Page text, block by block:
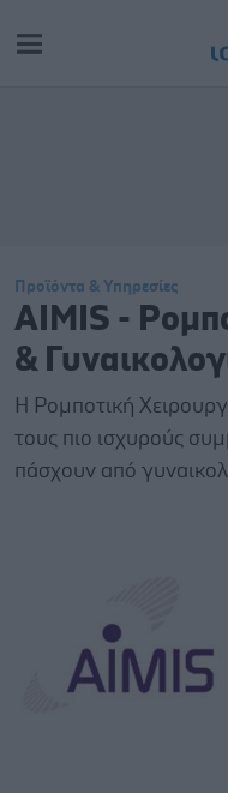
Προϊόντα & Υπηρεσίες
AIMIS -
&
Η Ρομποτική
τους πιο ισχυρούς
πάσχουν από